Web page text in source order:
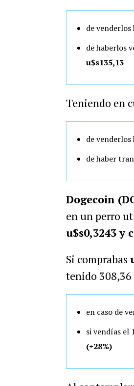
de
de haberlos
u$s135,13
Teniendo en
de venderlos
de haber
Dogecoin
en un perro
u$s0,3243 y
Si comprabas
tenido 308,36
en caso de
si vendías el
(+28%)